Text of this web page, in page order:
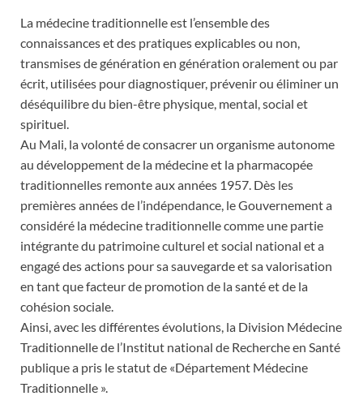
La médecine traditionnelle est l’ensemble des
connaissances et des pratiques explicables ou non,
transmises de génération en génération oralement ou par
écrit, utilisées pour diagnostiquer, prévenir ou éliminer un
déséquilibre du bien-être physique, mental, social et
spirituel.
Au Mali, la volonté de consacrer un organisme autonome
au développement de la médecine et la pharmacopée
traditionnelles remonte aux années 1957. Dès les
premières années de l’indépendance, le Gouvernement a
considéré la médecine traditionnelle comme une partie
intégrante du patrimoine culturel et social national et a
engagé des actions pour sa sauvegarde et sa valorisation
en tant que facteur de promotion de la santé et de la
cohésion sociale.
Ainsi, avec les différentes évolutions, la Division Médecine
Traditionnelle de l’Institut national de Recherche en Santé
publique a pris le statut de «Département Médecine
Traditionnelle ».